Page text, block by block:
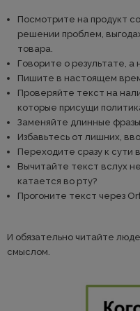
Посмотрите на продукт
решении проблем,
товара.
Говорите о результате,
Пишите в настоящем
Проверяйте текст на
которые присущи
Заменяйте длинные
Избавьтесь от лишних,
Переходите сразу к сути
Вычитайте текст вслух
катается во рту?
Прогоните текст через
И обязательно читайте
смыслом.